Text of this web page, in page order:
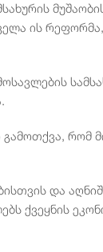
ის
რომ
და
ქვეყნის